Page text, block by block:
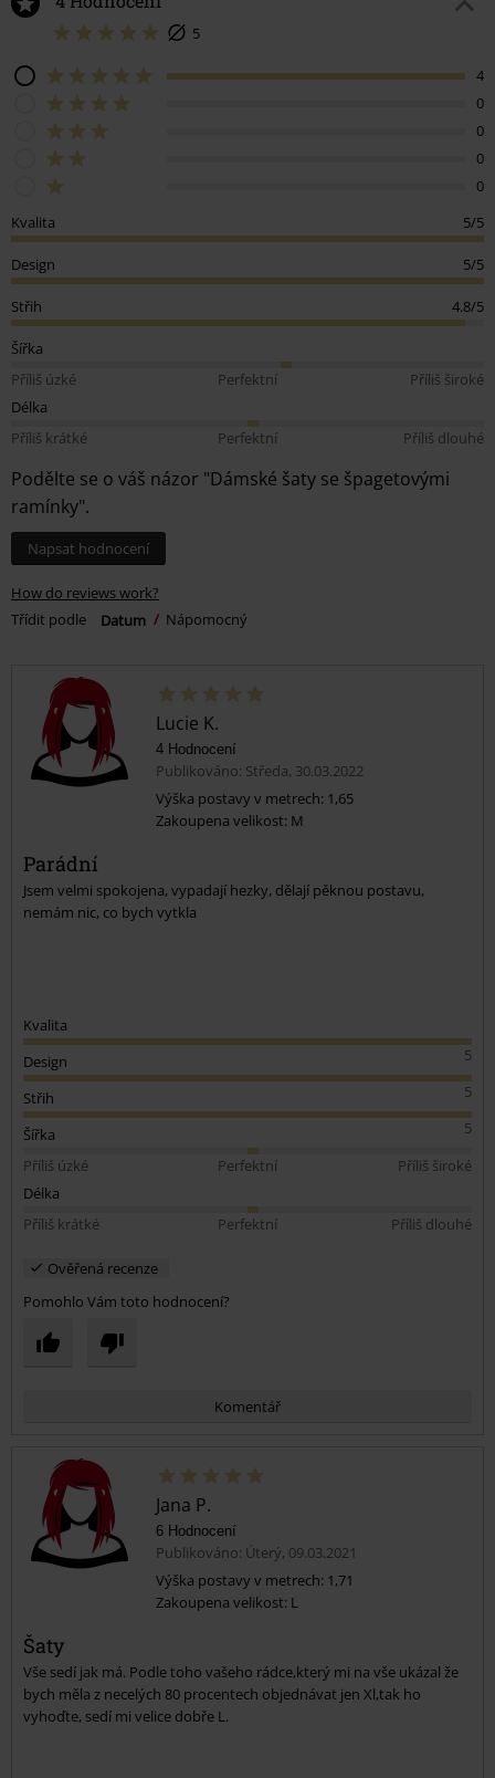
5
4
0
0
0
0
Kvalita
5/5
Design 5/5
Střih 4.8/5
Šířka
Příliš úzké
Perfektní
Příliš široké
Délka
Příliš krátké
Perfektní Příliš dlouhé
Podělte se o váš názor "Dámské šaty se špagetovými
ramínky".
Napsat hodnocení
How do reviews work?
Třídit podle
Datum Nápomocný
Lucie K.
4 Hodnocení
Publikováno: Středa, 30.03.2022
Výška postavy v metrech: 1,65
Zakoupena velikost: M
Parádní
Jsem velmi spokojena, vypadají hezky, dělají pěknou postavu,
nemám nic, co bych vytkla
Kvalita
5
Design
5
Střih
5
Šířka
Příliš úzké
Perfektní
Příliš široké
Délka
Příliš krátké
Perfektní Příliš dlouhé
Ověřená recenze
Pomohlo Vám toto hodnocení?
Komentář
Jana P.
6 Hodnocení
Publikováno: Úterý, 09.03.2021
Výška postavy v metrech: 1,71
Zakoupena velikost: L
Šaty
Vše sedí jak má. Podle toho vašeho rádce,který mi na vše ukázal že
bych měla z necelých 80 procentech objednávat jen Xl,tak ho
vyhoďte, sedí mi velice dobře L.